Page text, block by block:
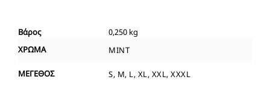
Βάρος
0,250 kg
ΧΡΩΜΑ
MINT
ΜΕΓΕΘΟΣ S, M, L, XL, XXL, XXXL